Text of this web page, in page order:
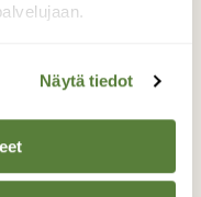
Näytä tiedot
taituri